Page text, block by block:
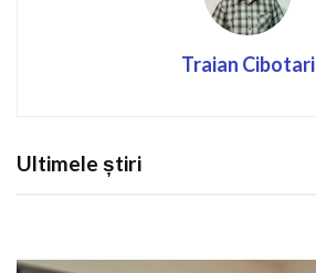
Traian Cibotari
Ultimele știri